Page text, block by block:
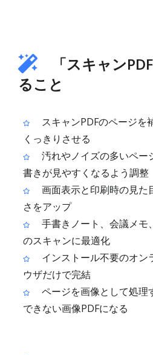
「スキャン
ること
スキャンPDFのページを
くっきりさせる
汚れやノイズの多いペー
書きが見やすくなるよう調整
画面表示と印刷時の見た
さをアップ
手書きノート、会議メモ
のスキャンに最適化
インストール不要のオン
ウザだけで完結
ページを画像として処理
できない画像PDFになる